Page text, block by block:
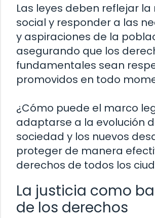
Las leyes deben reflejar
social y responder a las
y aspiraciones de la
asegurando que los
fundamentales sean
promovidos en todo
¿Cómo puede el marco
adaptarse a la evolución
sociedad y los nuevos
proteger de manera
derechos de todos los
La justicia como
de los derechos